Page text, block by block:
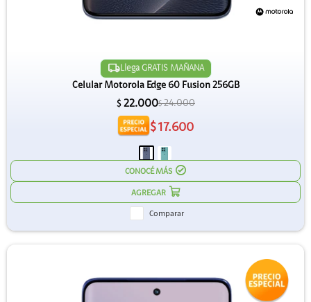
Llega GRATIS MAÑANA
Celular Motorola Edge 60 Fusion 256GB
$ 22.000$24.000
$17.600
CONOCÉ MÁS
Comparar